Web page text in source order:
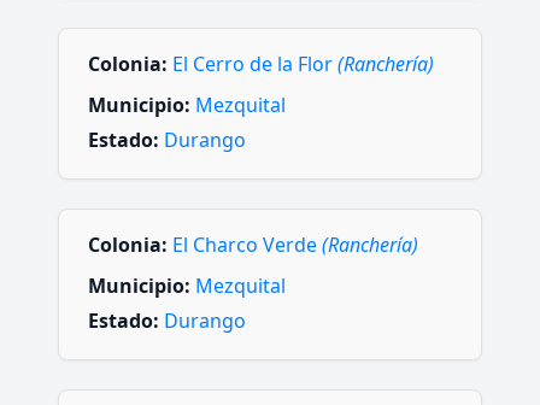
Colonia: El Cerro de la Flor(Ranchería)
Municipio: Mezquital
Estado: Durango
Colonia: El Charco Verde(Ranchería)
Municipio: Mezquital
Estado: Durango